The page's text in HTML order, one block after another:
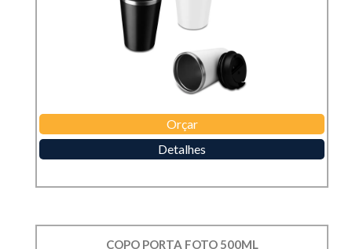
Orçar
Detalhes
COPO PORTA FOTO 500ML